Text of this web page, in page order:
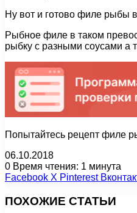
Ну вот и готово филе рыбы
Рыбное филе в таком
рыбку с разными соусами а
Попытайтесь рецепт филе
06.10.2018
0 Время чтения: 1 минута
Facebook X Pinterest
ПОХОЖИЕ СТАТЬИ